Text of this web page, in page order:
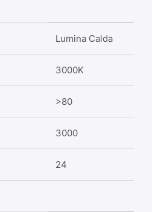
Lumina Calda
3000K
>80
3000
24